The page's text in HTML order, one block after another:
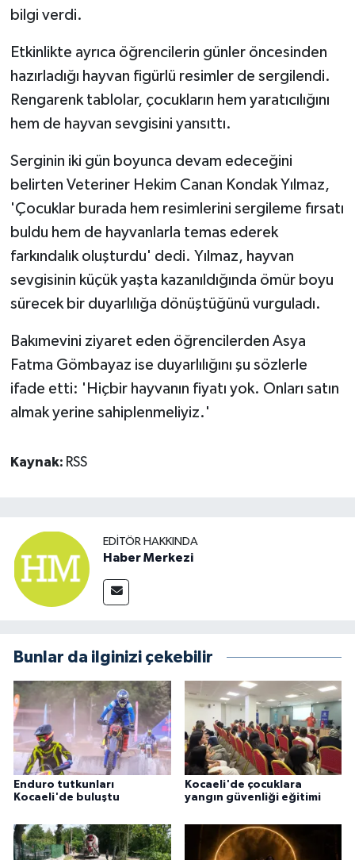
bilgi verdi.
Etkinlikte ayrıca öğrencilerin günler öncesinden
hazırladığı hayvan figürlü resimler de sergilendi.
Rengarenk tablolar, çocukların hem yaratıcılığını
hem de hayvan sevgisini yansıttı.
Serginin iki gün boyunca devam edeceğini
belirten Veteriner Hekim Canan Kondak Yılmaz,
'Çocuklar burada hem resimlerini sergileme fırsatı
buldu hem de hayvanlarla temas ederek
farkındalık oluşturdu' dedi. Yılmaz, hayvan
sevgisinin küçük yaşta kazanıldığında ömür boyu
sürecek bir duyarlılığa dönüştüğünü vurguladı.
Bakımevini ziyaret eden öğrencilerden Asya
Fatma Gömbayaz ise duyarlılığını şu sözlerle
ifade etti: 'Hiçbir hayvanın fiyatı yok. Onları satın
almak yerine sahiplenmeliyiz.'
Kaynak: RSS
EDITÖR HAKKINDA
Haber Merkezi
Bunlar da ilginizi çekebilir
Enduro tutkunları
Kocaeli'de buluştu
Kocaeli'de çocuklara
yangın güvenliği eğitimi